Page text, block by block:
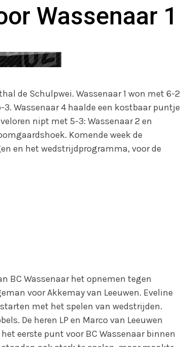
Wassenaar 1
de Schulpwei. Wassenaar 1 won met 6-2
Wassenaar 4 haalde een kostbaar puntje
nipt met 5-3: Wassenaar 2 en
Komende week de
en het wedstrijdprogramma, voor de
BC Wassenaar het opnemen tegen
voor Akkemay van Leeuwen. Eveline
met het spelen van wedstrijden.
De heren LP en Marco van Leeuwen
eerste punt voor BC Wassenaar binnen